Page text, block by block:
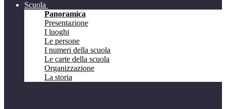
Scuola
Panoramica
Presentazione
I luoghi
Le persone
I numeri della scuola
Le carte della scuola
Organizzazione
La storia